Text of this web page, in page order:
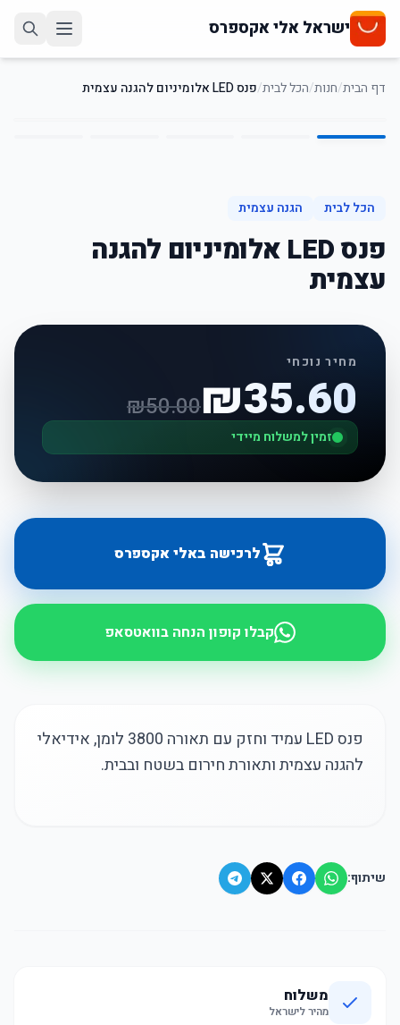
ישראל אלי אקספרס
דף הבית/חנות/הכל לבית/פנס LED אלומיניום להגנה עצמית 1
/
5
הכל לבית הגנה עצמית
פנס LED אלומיניום להגנה
עצמית
מחיר נוכחי
₪35.60
₪50.00
זמין למשלוח מיידי
לרכישה באלי אקספרס
קבלו קופון הנחה בוואטסאפ
פנס LED עמיד וחזק עם תאורה 3800 לומן, אידיאלי
להגנה עצמית ותאורת חירום בשטח ובבית.
שיתוף:
משלוח
מהיר לישראל